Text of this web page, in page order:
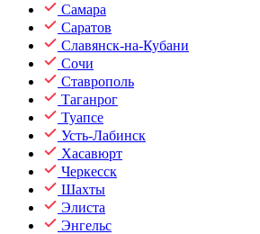
Самара
Саратов
Славянск-на-Кубани
Сочи
Ставрополь
Таганрог
Туапсе
Усть-Лабинск
Хасавюрт
Черкесск
Шахты
Элиста
Энгельс